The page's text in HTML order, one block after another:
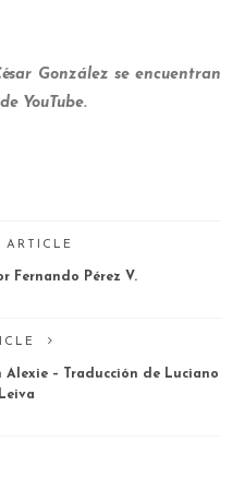
González se encuentran
YouTube.
ARTICLE
Fernando Pérez V.
Alexie – Traducción de Luciano